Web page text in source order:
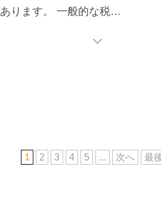
あります。 一般的な税…
1 2 3 4 5 ... 次へ 最